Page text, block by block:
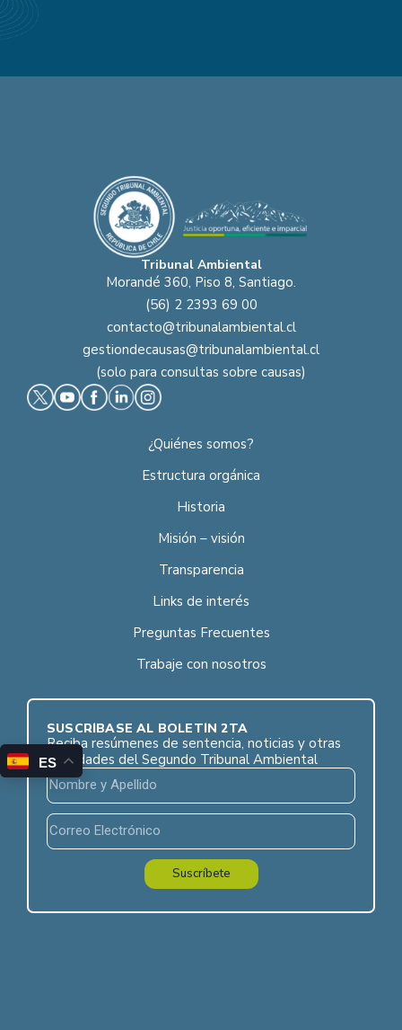
Tribunal Ambiental
Morandé 360, Piso 8, Santiago.
(56) 2 2393 69 00
contacto@tribunalambiental.cl
gestiondecausas@tribunalambiental.cl
(solo para consultas sobre causas)
¿Quiénes somos?
Estructura orgánica
Historia
Misión – visión
Transparencia
Links de interés
Preguntas Frecuentes
Trabaje con nosotros
SUSCRÍBASE AL BOLETÍN 2TA
Reciba resúmenes de sentencia, noticias y otras
novedades del Segundo Tribunal Ambiental
Suscríbete
ES